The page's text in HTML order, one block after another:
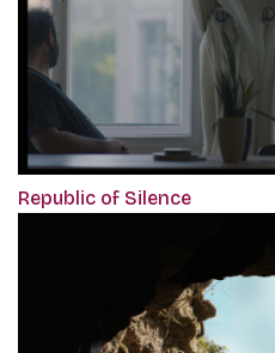
Republic of Silence